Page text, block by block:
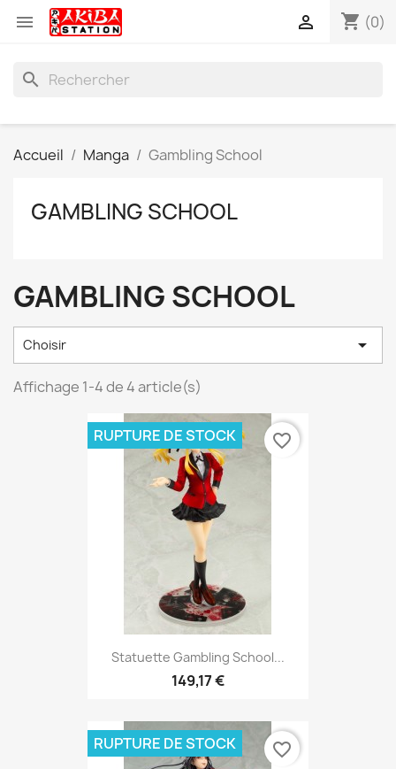
 shopping_cart (0)

search
Accueil Manga Gambling School
GAMBLING SCHOOL
GAMBLING SCHOOL
Choisir 
Affichage 1-4 de 4 article(s)
Statuette Gambling School...
149,17 €
RUPTURE DE STOCK favorite_border
RUPTURE DE STOCK favorite_border